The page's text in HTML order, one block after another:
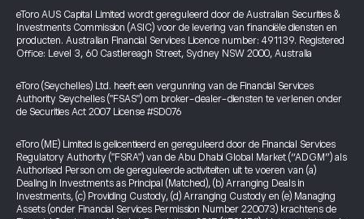
eToro AUS Capital Limited wordt gereguleerd door de Australian Securities &
Investments Commission (ASIC) voor de levering van financiële diensten en
producten. Australian Financial Services Licence number: 491139. Registered
Office: Level 3, 60 Castlereagh Street, Sydney NSW 2000, Australia
eToro (Seychelles) Ltd. heeft een vergunning van de Financial Services
Authority Seychelles ("FSAS") om broker-dealer-diensten te verlenen onder
de Securities Act 2007 License #SD076
eToro (ME) Limited is gelicentieerd en gereguleerd door de Financial Services
Regulatory Authority ("FSRA") van de Abu Dhabi Global Market (“ADGM”) als
Authorised Person om de gereguleerde activiteiten uit te voeren van (a)
Dealing in Investments as Principal (Matched), (b) Arranging Deals in
Investments, (c) Providing Custody, (d) Arranging Custody en (e) Managing
Assets (onder Financial Services Permission Number 220073) krachtens de